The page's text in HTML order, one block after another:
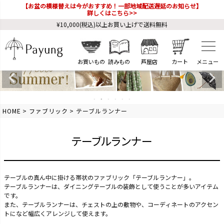
【お盆の模様替えは今がおすすめ！一部地域配送遅延のお知らせ】
詳しくはこちら>>
¥10,000(税込)以上お買い上げで送料無料
お買いもの 読みもの 芦屋店 カート
HOME ファブリック テーブルランナー
テーブルランナー
テーブルの真ん中に掛ける帯状のファブリック「テーブルランナー」。
テーブルランナーは、ダイニングテーブルの装飾として使うことが多いアイテム
です。
また、テーブルランナーは、チェストの上の敷物や、コーディネートのアクセン
トになど幅広くアレンジして使えます。